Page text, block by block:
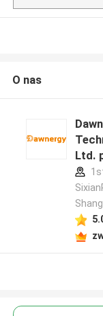
O nas
Ltd.